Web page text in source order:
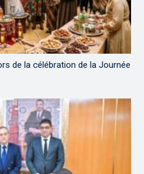
de la célébration de la Journée